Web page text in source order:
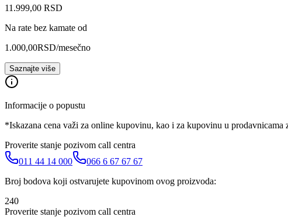
11.999,00 RSD
Na rate bez kamate od
1.000,00RSD/mesečno
Saznajte više
Informacije o popustu
*Iskazana cena važi za online kupovinu, kao i za kupovinu u prodavnicama
Proverite stanje pozivom call centra
011 44 14 000
066 6 67 67 67
Broj bodova koji ostvarujete kupovinom ovog proizvoda:
240
Proverite stanje pozivom call centra